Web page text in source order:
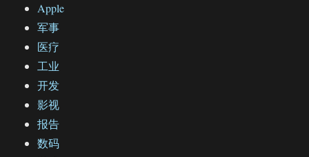
Apple
军事
医疗
工业
开发
影视
报告
数码